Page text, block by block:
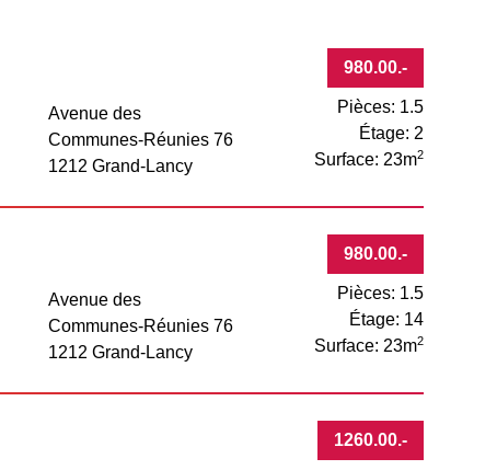
980.00.-
Avenue des
Communes-Réunies 76
1212 Grand-Lancy
Pièces: 1.5
Étage: 2
Surface: 23m2
980.00.-
Avenue des
Communes-Réunies 76
1212 Grand-Lancy
Pièces: 1.5
Étage: 14
Surface: 23m2
1260.00.-